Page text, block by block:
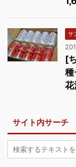
サ
[
種
花
サイト内サーチ